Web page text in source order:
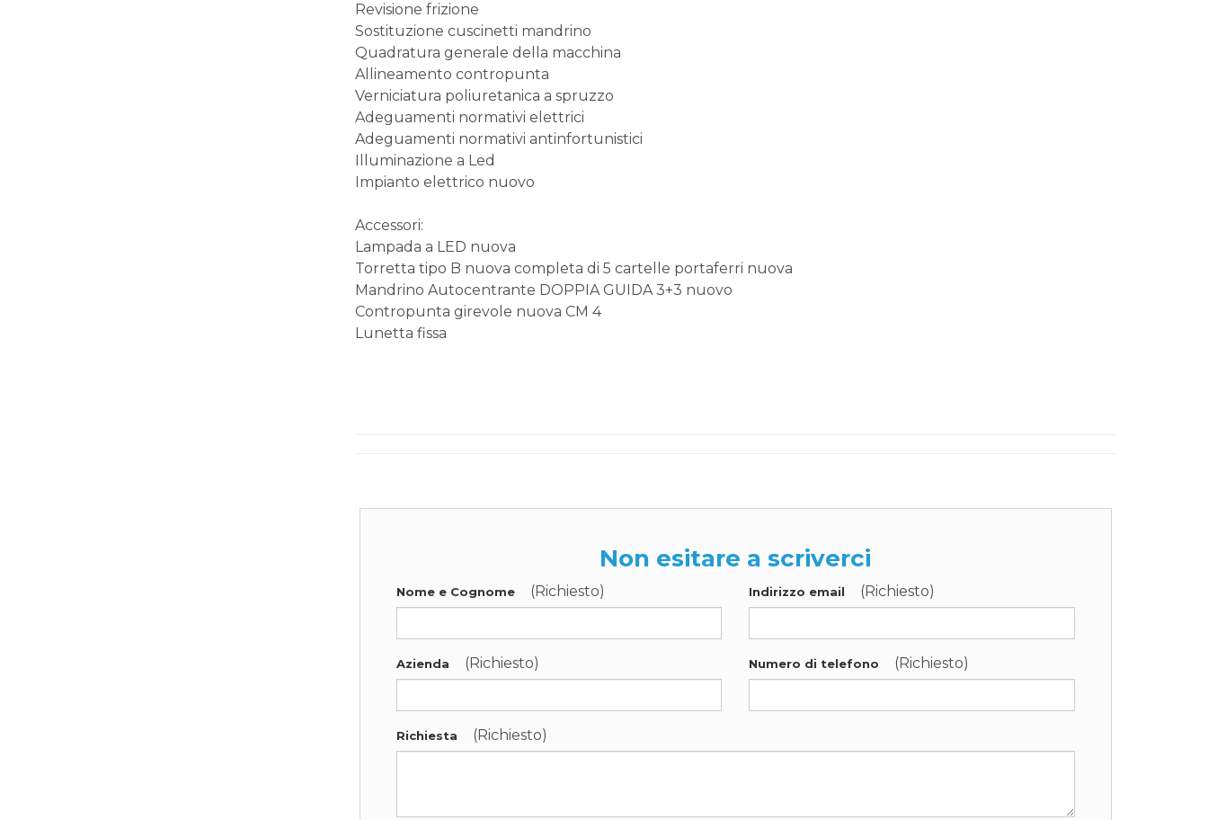
Revisione frizione
Sostituzione cuscinetti mandrino
Quadratura generale della macchina
Allineamento contropunta
Verniciatura poliuretanica a spruzzo
Adeguamenti normativi elettrici
Adeguamenti normativi antinfortunistici
Illuminazione a Led
Impianto elettrico nuovo
Accessori:
Lampada a LED nuova
Torretta tipo B nuova completa di 5 cartelle portaferri nuova
Mandrino Autocentrante DOPPIA GUIDA 3+3 nuovo
Contropunta girevole nuova CM 4
Lunetta fissa
Non esitare a scriverci
Nome e Cognome (Richiesto) Indirizzo email (Richiesto)
Azienda (Richiesto) Numero di telefono (Richiesto)
Richiesta (Richiesto)